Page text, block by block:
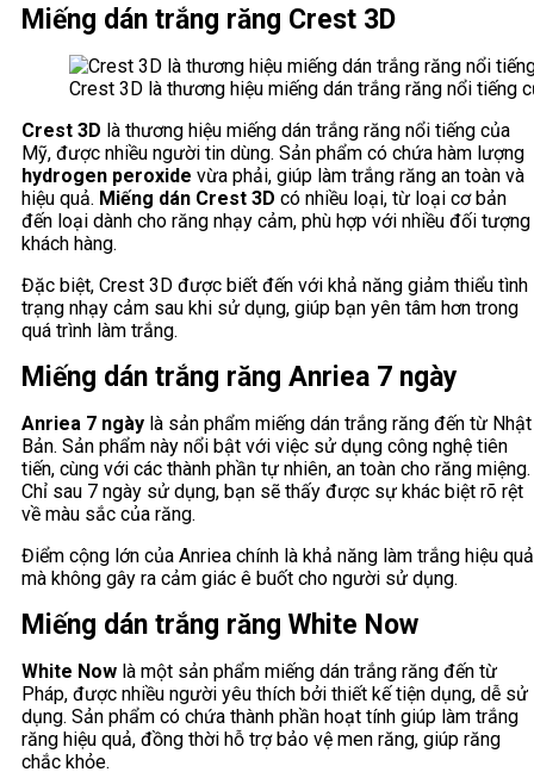
Miếng dán trắng răng Crest 3D
Crest 3D là thương hiệu miếng dán trắng răng nổi tiếng
Crest 3D là thương hiệu miếng dán trắng răng nổi tiếng của
Mỹ, được nhiều người tin dùng. Sản phẩm có chứa hàm lượng
hydrogen peroxide vừa phải, giúp làm trắng răng an toàn và
hiệu quả. Miếng dán Crest 3D có nhiều loại, từ loại cơ bản
đến loại dành cho răng nhạy cảm, phù hợp với nhiều đối tượng
khách hàng.
Đặc biệt, Crest 3D được biết đến với khả năng giảm thiểu tình
trạng nhạy cảm sau khi sử dụng, giúp bạn yên tâm hơn trong
quá trình làm trắng.
Miếng dán trắng răng Anriea 7 ngày
Anriea 7 ngày là sản phẩm miếng dán trắng răng đến từ Nhật
Bản. Sản phẩm này nổi bật với việc sử dụng công nghệ tiên
tiến, cùng với các thành phần tự nhiên, an toàn cho răng miệng.
Chỉ sau 7 ngày sử dụng, bạn sẽ thấy được sự khác biệt rõ rệt
về màu sắc của răng.
Điểm cộng lớn của Anriea chính là khả năng làm trắng hiệu quả
mà không gây ra cảm giác ê buốt cho người sử dụng.
Miếng dán trắng răng White Now
White Now là một sản phẩm miếng dán trắng răng đến từ
Pháp, được nhiều người yêu thích bởi thiết kế tiện dụng, dễ sử
dụng. Sản phẩm có chứa thành phần hoạt tính giúp làm trắng
răng hiệu quả, đồng thời hỗ trợ bảo vệ men răng, giúp răng
chắc khỏe.